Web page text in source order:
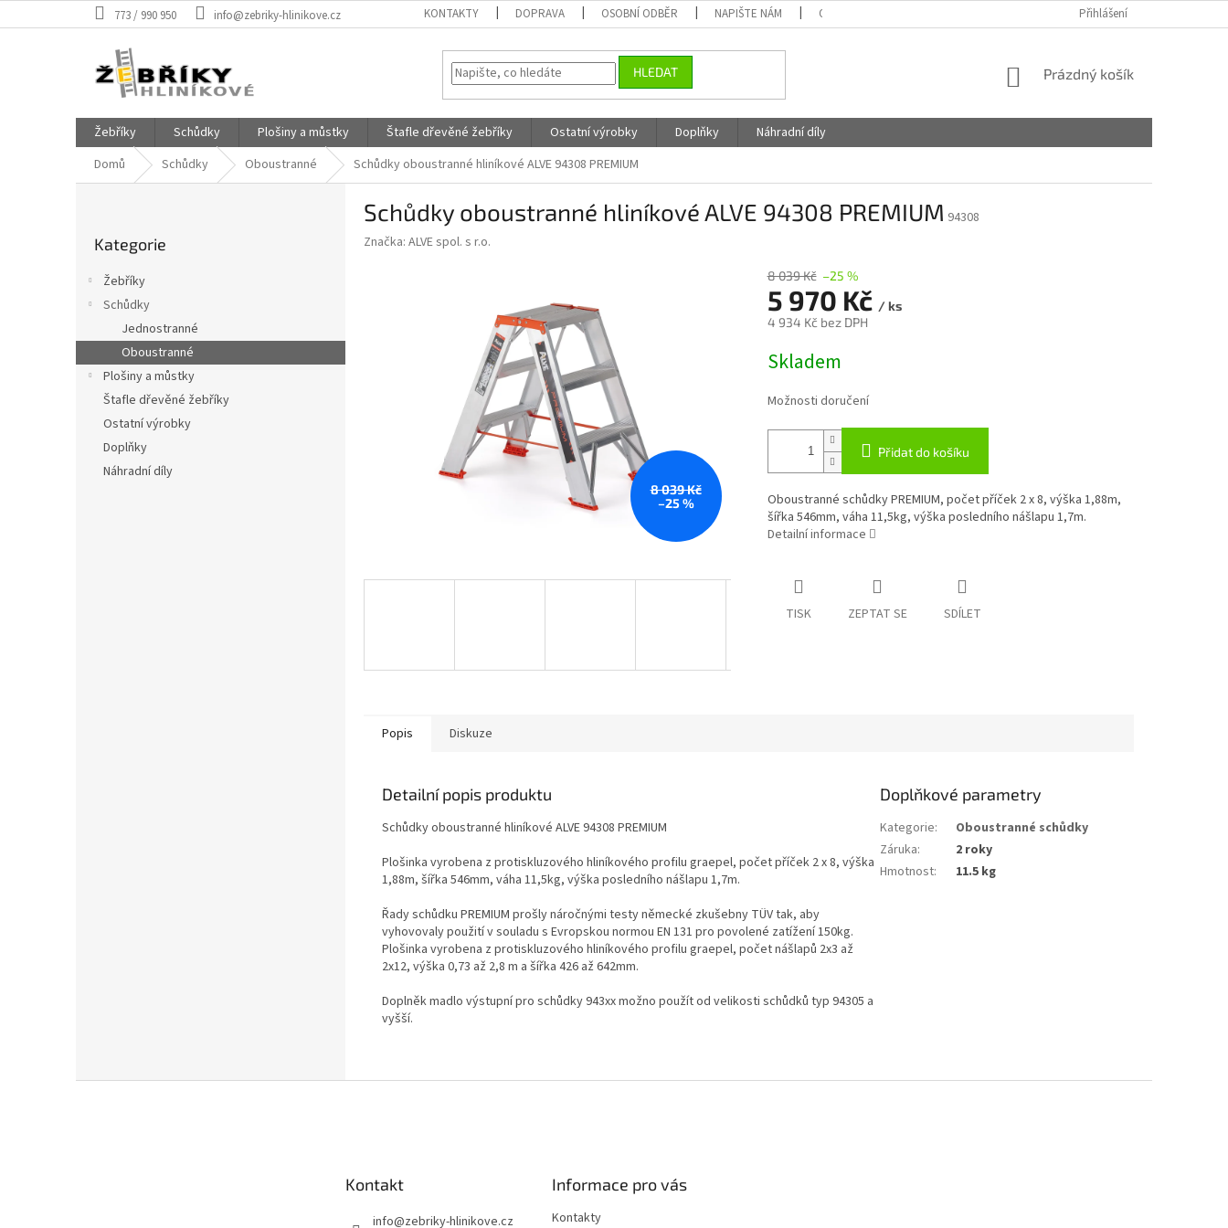
na
773 / 990 950 info@zebriky-hlinikove.cz KONTAKTY DOPRAVA OSOBNÍ ODBĚR NAPIŠTE NÁM OBCHODNÍ PODMÍNKY PODMÍNKY OCHRANY OSOBNÍCH ÚDAJŮ
Přihlášení
HLEDAT
NÁKUPNÍ
Prázdný košík
Žebříky Schůdky Plošiny a můstky Štafle dřevěné žebříky Ostatní výrobky Doplňky
Náhradní díly
Domů
Schůdky Oboustranné Schůdky oboustranné hliníkové ALVE 94308 PREMIUM
kategorie
Kategorie
Žebříky
Schůdky
Jednostranné
Oboustranné
Plošiny a můstky
Štafle dřevěné žebříky
Ostatní výrobky
Doplňky
Náhradní díly
Schůdky oboustranné hliníkové ALVE 94308 PREMIUM 94308
Značka: ALVE spol. s r.o.
8 039 Kč
–25 %
8 039 Kč –25 %
5 970 Kč / ks
4 934 Kč bez DPH
cena:
Skladem
Možnosti doručení
Přidat do košíku
Oboustranné schůdky PREMIUM, počet příček 2 x 8, výška 1,88m,
šířka 546mm, váha 11,5kg, výška posledního nášlapu 1,7m.
Detailní informace
TISK ZEPTAT SE SDÍLET
Popis Diskuze
Detailní popis produktu
Schůdky oboustranné hliníkové ALVE 94308 PREMIUM
Plošinka vyrobena z protiskluzového hliníkového profilu graepel, počet příček 2 x 8, výška
1,88m, šířka 546mm, váha 11,5kg, výška posledního nášlapu 1,7m.
Řady schůdku PREMIUM prošly náročnými testy německé zkušebny TÜV tak, aby
vyhovovaly použití v souladu s Evropskou normou EN 131 pro povolené zatížení 150kg.
Plošinka vyrobena z protiskluzového hliníkového profilu graepel, počet nášlapů 2x3 až
2x12, výška 0,73 až 2,8 m a šířka 426 až 642mm.
Doplněk madlo výstupní pro schůdky 943xx možno použít od velikosti schůdků typ 94305 a
vyšší.
Doplňkové parametry
Kategorie:
Oboustranné schůdky
Záruka:
2 roky
Hmotnost: 11.5 kg
Kontakt
info@zebriky-hlinikove.cz
Informace pro vás
Kontakty